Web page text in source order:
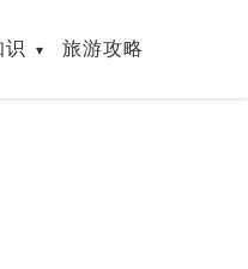
识 旅游攻略